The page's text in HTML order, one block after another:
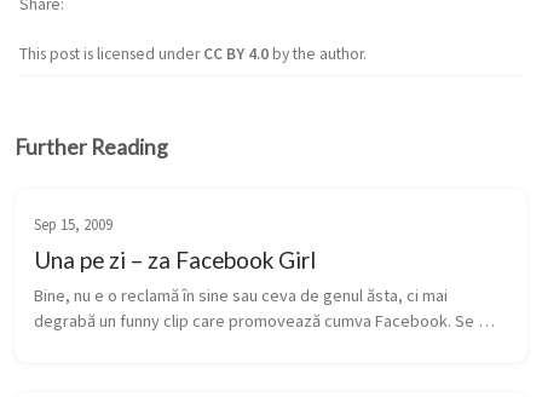
This post is licensed underCC BY 4.0by the author.
Share
Further Reading
Sep 15, 2009
Una pe zi – za Facebook Girl
Bine, nu e o reclamă în sine sau ceva de genul ăsta, ci mai
degrabă un funny clip care promovează cumva Facebook. Se